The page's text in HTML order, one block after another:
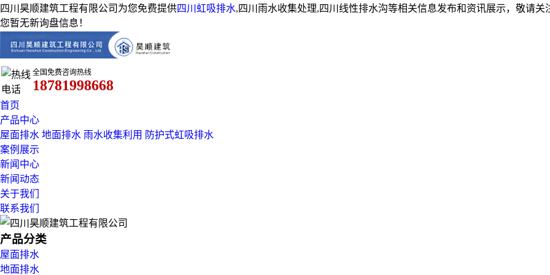
四川昊顺建筑工程有限公司为您免费提供四川虹吸排水,四川雨水收集处理,四川线性排水沟等相关信息发布和资讯展示，敬请关
您暂无新询盘信息！
全国免费咨询热线
18781998668
首页
产品中心
屋面排水 地面排水 雨水收集利用 防护式虹吸排水
案例展示
新闻中心
新闻动态
关于我们
联系我们
产品分类
屋面排水
地面排水